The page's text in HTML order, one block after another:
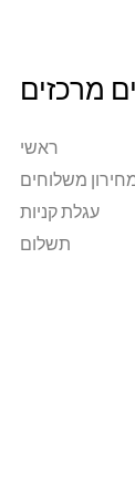
מרכזים
ראשי
משלוחים
עגלת קניות
תשלום